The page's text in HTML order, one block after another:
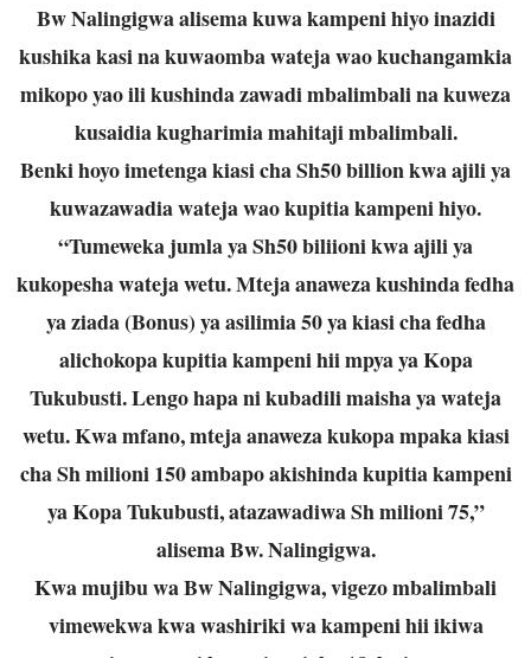
Bw Nalingigwa alisema kuwa kampeni hiyo inazidi
kushika kasi na kuwaomba wateja wao kuchangamkia
mikopo yao ili kushinda zawadi mbalimbali na kuweza
kusaidia kugharimia mahitaji mbalimbali.
Benki hoyo imetenga kiasi cha Sh50 billion kwa ajili ya
kuwazawadia wateja wao kupitia kampeni hiyo.
“Tumeweka jumla ya Sh50 biliioni kwa ajili ya
kukopesha wateja wetu. Mteja anaweza kushinda fedha
ya ziada (Bonus) ya asilimia 50 ya kiasi cha fedha
alichokopa kupitia kampeni hii mpya ya Kopa
Tukubusti. Lengo hapa ni kubadili maisha ya wateja
wetu. Kwa mfano, mteja anaweza kukopa mpaka kiasi
cha Sh milioni 150 ambapo akishinda kupitia kampeni
ya Kopa Tukubusti, atazawadiwa Sh milioni 75,”
alisema Bw. Nalingigwa.
Kwa mujibu wa Bw Nalingigwa, vigezo mbalimbali
vimewekwa kwa washiriki wa kampeni hii ikiwa